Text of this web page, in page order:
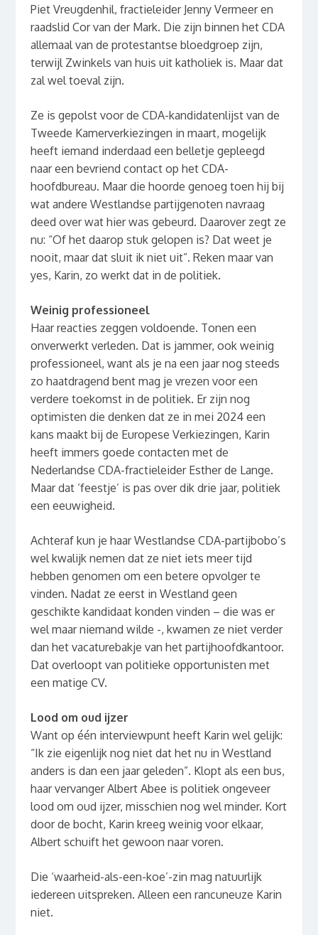
Piet Vreugdenhil, fractieleider Jenny Vermeer en
raadslid Cor van der Mark. Die zijn binnen het CDA
allemaal van de protestantse bloedgroep zijn,
terwijl Zwinkels van huis uit katholiek is. Maar dat
zal wel toeval zijn.
Ze is gepolst voor de CDA-kandidatenlijst van de
Tweede Kamerverkiezingen in maart, mogelijk
heeft iemand inderdaad een belletje gepleegd
naar een bevriend contact op het CDA-
hoofdbureau. Maar die hoorde genoeg toen hij bij
wat andere Westlandse partijgenoten navraag
deed over wat hier was gebeurd. Daarover zegt ze
nu: “Of het daarop stuk gelopen is? Dat weet je
nooit, maar dat sluit ik niet uit”. Reken maar van
yes, Karin, zo werkt dat in de politiek.
Weinig professioneel
Haar reacties zeggen voldoende. Tonen een
onverwerkt verleden. Dat is jammer, ook weinig
professioneel, want als je na een jaar nog steeds
zo haatdragend bent mag je vrezen voor een
verdere toekomst in de politiek. Er zijn nog
optimisten die denken dat ze in mei 2024 een
kans maakt bij de Europese Verkiezingen, Karin
heeft immers goede contacten met de
Nederlandse CDA-fractieleider Esther de Lange.
Maar dat ‘feestje’ is pas over dik drie jaar, politiek
een eeuwigheid.
Achteraf kun je haar Westlandse CDA-partijbobo’s
wel kwalijk nemen dat ze niet iets meer tijd
hebben genomen om een betere opvolger te
vinden. Nadat ze eerst in Westland geen
geschikte kandidaat konden vinden – die was er
wel maar niemand wilde -, kwamen ze niet verder
dan het vacaturebakje van het partijhoofdkantoor.
Dat overloopt van politieke opportunisten met
een matige CV.
Lood om oud ijzer
Want op één interviewpunt heeft Karin wel gelijk:
“Ik zie eigenlijk nog niet dat het nu in Westland
anders is dan een jaar geleden”. Klopt als een bus,
haar vervanger Albert Abee is politiek ongeveer
lood om oud ijzer, misschien nog wel minder. Kort
door de bocht, Karin kreeg weinig voor elkaar,
Albert schuift het gewoon naar voren.
Die ‘waarheid-als-een-koe’-zin mag natuurlijk
iedereen uitspreken. Alleen een rancuneuze Karin
niet.